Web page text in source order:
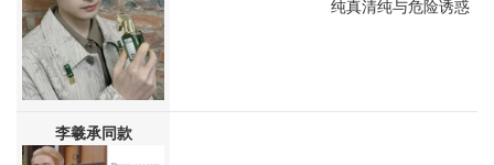
纯真清纯与危险诱惑
李羲承同款